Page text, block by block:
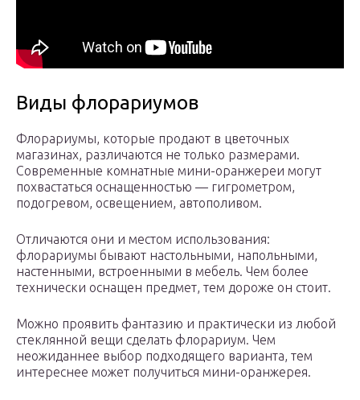
Виды флорариумов
Флорариумы, которые продают в цветочных
магазинах, различаются не только размерами.
Современные комнатные мини-оранжереи могут
похвастаться оснащенностью — гигрометром,
подогревом, освещением, автополивом.
Отличаются они и местом использования:
флорариумы бывают настольными, напольными,
настенными, встроенными в мебель. Чем более
технически оснащен предмет, тем дороже он стоит.
Можно проявить фантазию и практически из любой
стеклянной вещи сделать флорариум. Чем
неожиданнее выбор подходящего варианта, тем
интереснее может получиться мини-оранжерея.